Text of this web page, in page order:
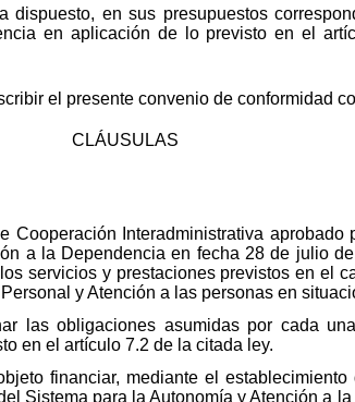
dispuesto, en sus presupuestos
en aplicación de lo previsto en el
el presente convenio de conformidad
CLÁUSULAS
Interadministrativa aprobado
a la Dependencia en fecha 28 de julio
servicios y prestaciones previstos en el
y Atención a las personas en
las obligaciones asumidas por cada
en el artículo 7.2 de la citada ley.
financiar, mediante el
Sistema para la Autonomía y Atención a